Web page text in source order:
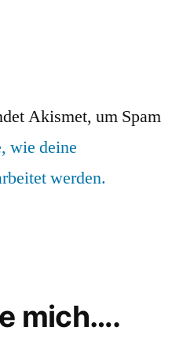
Akismet, um Spam
wie deine
werden.
mich….